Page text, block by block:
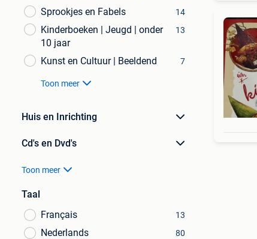
Sprookjes en Fabels 14
Kinderboeken | Jeugd | onder
10 jaar
13
Kunst en Cultuur | Beeldend 7
Toon meer
Huis en Inrichting
Cd's en Dvd's
Toon meer
Taal
Français
13
Nederlands 80